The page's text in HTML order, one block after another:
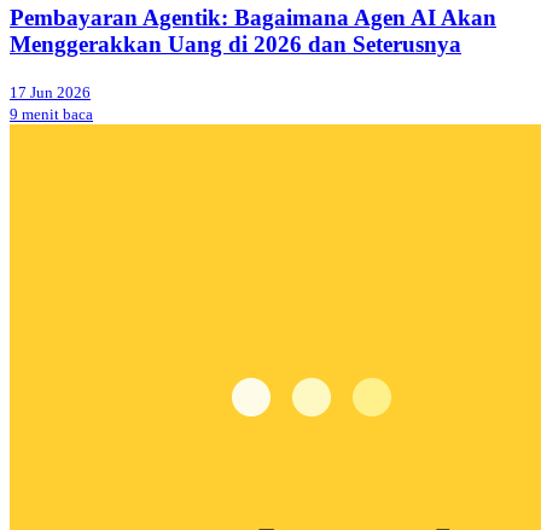
Pembayaran Agentik: Bagaimana Agen AI Akan
Menggerakkan Uang di 2026 dan Seterusnya
17 Jun 2026
9 menit baca